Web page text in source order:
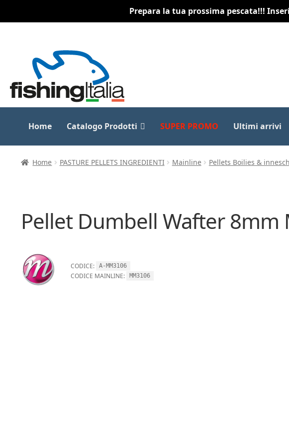
Prepara la tua prossima pescata!!!
navigazione
contenuto
Home Catalogo Prodotti SUPER PROMO Ultimi arrivi
Home PASTURE PELLETS INGREDIENTI Mainline Pellets Boilies &
Pellet Dumbell Wafter 8mm
CODICE: A-MM3106
CODICE MAINLINE: MM3106